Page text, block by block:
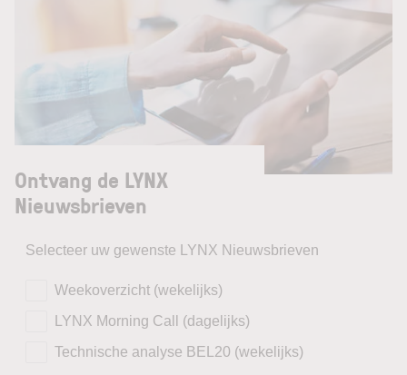
Ontvang de LYNX
Nieuwsbrieven
Selecteer uw gewenste LYNX Nieuwsbrieven
Weekoverzicht (wekelijks)
LYNX Morning Call (dagelijks)
Technische analyse BEL20 (wekelijks)